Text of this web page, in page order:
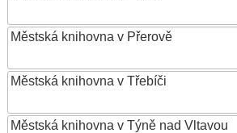
Městská knihovna v Přerově
Městská knihovna v Třebíči
Městská knihovna v Týně nad Vltavou